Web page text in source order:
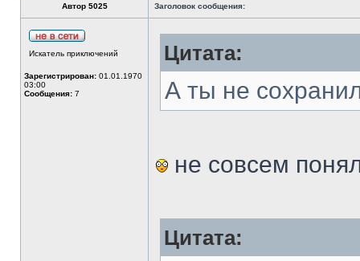
Автор 5025 Заголовок сообщения:
Искатель приключений
Зарегистрирован: 01.01.1970
03:00
Сообщения: 7
Цитата:
А ты не
не совсем
Цитата: